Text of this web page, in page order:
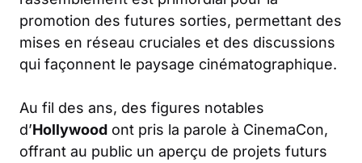
promotion des futures sorties, permettant des
mises en réseau cruciales et des discussions
qui façonnent le paysage cinématographique.
Au fil des ans, des figures notables
d’Hollywood ont pris la parole à CinemaCon,
offrant au public un aperçu de projets futurs